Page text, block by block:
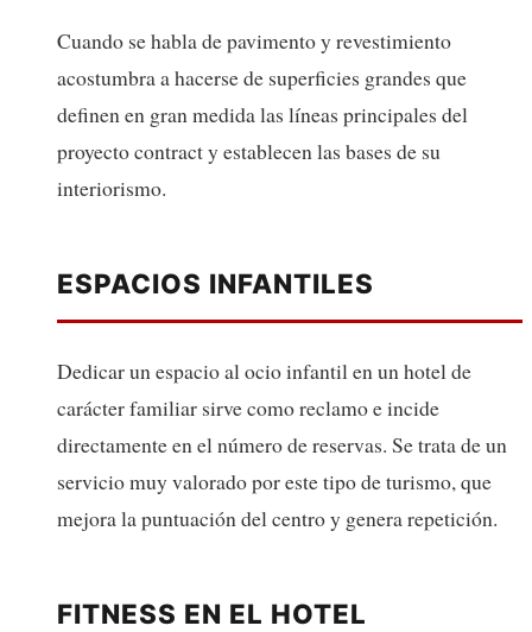
Cuando se habla de pavimento y revestimiento
acostumbra a hacerse de superficies grandes que
definen en gran medida las líneas principales del
proyecto contract y establecen las bases de su
interiorismo.
ESPACIOS INFANTILES
Dedicar un espacio al ocio infantil en un hotel de
carácter familiar sirve como reclamo e incide
directamente en el número de reservas. Se trata de un
servicio muy valorado por este tipo de turismo, que
mejora la puntuación del centro y genera repetición.
FITNESS EN EL HOTEL